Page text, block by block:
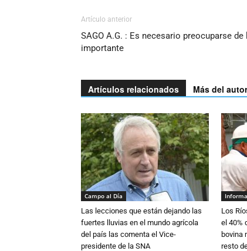
Artículo anterior
SAGO A.G. : Es necesario preocuparse de
importante
Artículos relacionados Más del autor
Campo al Día
Las lecciones que están dejando las
fuertes lluvias en el mundo agrícola
del país las comenta el Vice-
presidente de la SNA
Los
el 40%
bovina
resto